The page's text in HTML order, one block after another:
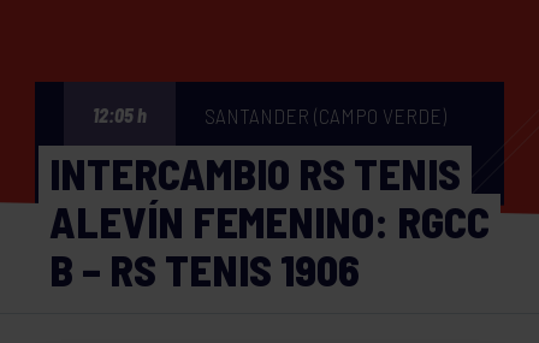
12:05 h SANTANDER (CAMPO VERDE)
INTERCAMBIO RS TENIS
ALEVÍN FEMENINO: RGCC
B – RS TENIS 1906